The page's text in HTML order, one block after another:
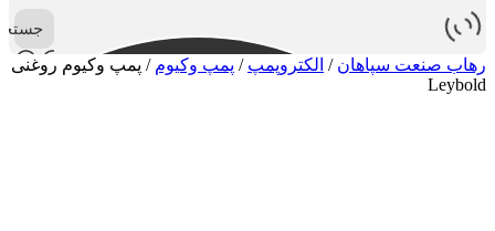
رهاب صنعت سپاهان / الکتروپمپ / پمپ وکیوم / پمپ وکیوم روغنی
Leybold